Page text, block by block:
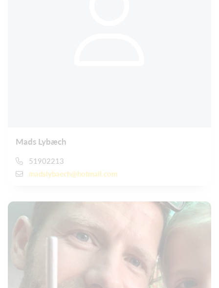
Mads Lybæch
51902213
madslybaech@hotmail.com